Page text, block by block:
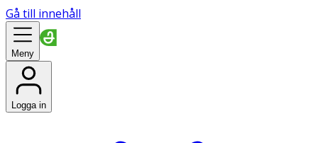
Gå till innehåll
Meny
Logga in